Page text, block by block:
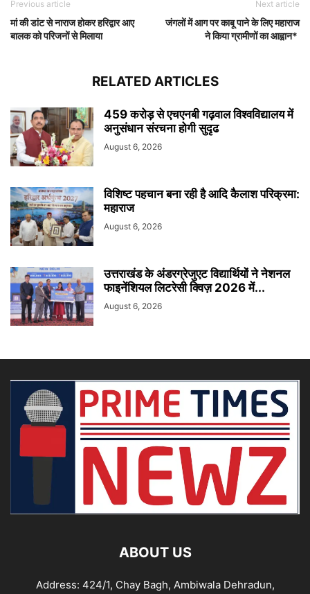
Previous article
मां की डांट से नाराज होकर हरिद्वार आए
बालक को परिजनों से मिलाया
Next article
जंगलों में आग पर काबू पाने के लिए महाराज
ने किया ग्रामीणों का आह्वान*
RELATED ARTICLES
459 करोड़ से एचएनबी गढ़वाल विश्वविद्यालय में
अनुसंधान संरचना होगी सुदृढ
August 6, 2026
विशिष्ट पहचान बना रही है आदि कैलाश परिक्रमा:
महाराज
August 6, 2026
उत्तराखंड के अंडरग्रेजुएट विद्यार्थियों ने नेशनल
फाइनेंशियल लिटरेसी क्विज़ 2026 में...
August 6, 2026
ABOUT US
Address: 424/1, Chay Bagh, Ambiwala Dehradun,